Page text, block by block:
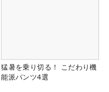
猛暑を乗り切る！ こだわり機
能派パンツ4選